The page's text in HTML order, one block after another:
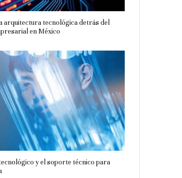
arquitectura tecnológica detrás del
en México
y el soporte técnico para